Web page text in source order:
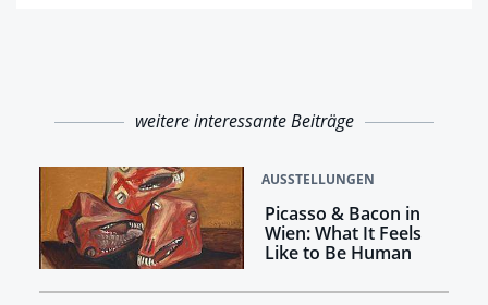
weitere interessante Beiträge
AUSSTELLUNGEN
Picasso & Bacon in
Wien: What It Feels
Like to Be Human